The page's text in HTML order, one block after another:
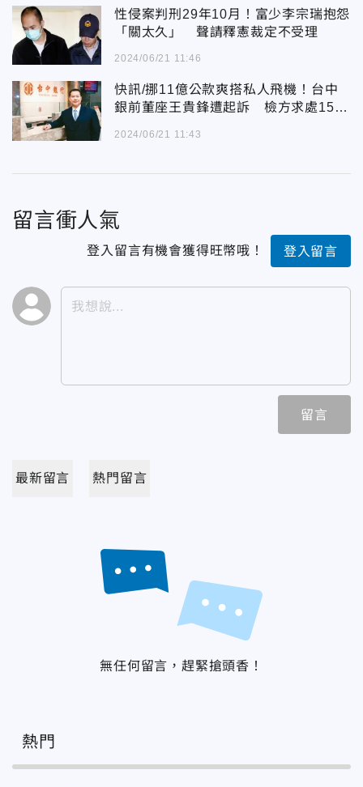
性侵案判刑29年10月！富少李宗瑞抱怨
「關太久」 聲請釋憲裁定不受理
2024/06/21 11:46
快訊/挪11億公款爽搭私人飛機！台中
銀前董座王貴鋒遭起訴 檢方求處15年
2024/06/21 11:43
留言衝人氣
登入留言有機會獲得旺幣哦！ 登入留言
留言
最新留言 熱門留言
無任何留言，趕緊搶頭香！
熱門